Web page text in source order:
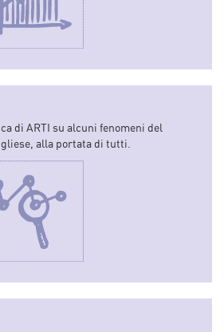
di ARTI su alcuni fenomeni del
alla portata di tutti.